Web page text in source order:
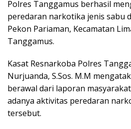
Polres Tanggamus berhasil
peredaran narkotika jenis sabu
Pekon Pariaman, Kecamatan
Tanggamus.
Kasat Resnarkoba Polres
Nurjuanda, S.Sos. M.M
berawal dari laporan
adanya aktivitas peredaran
tersebut.